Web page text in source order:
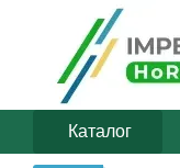
Перейти к основному
Каталог